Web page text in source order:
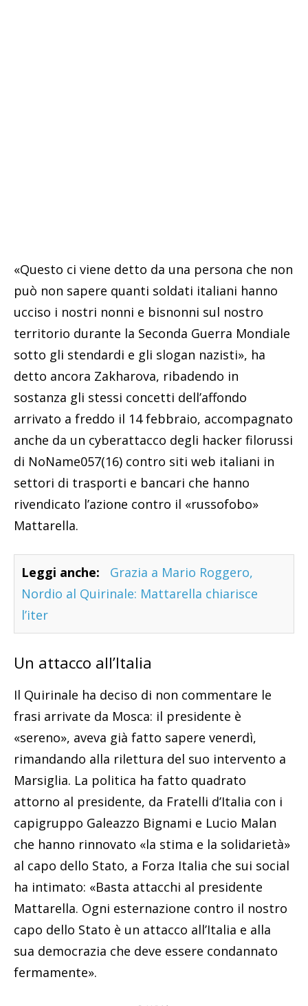
«Questo ci viene detto da una persona che non
può non sapere quanti soldati italiani hanno
ucciso i nostri nonni e bisnonni sul nostro
territorio durante la Seconda Guerra Mondiale
sotto gli stendardi e gli slogan nazisti», ha
detto ancora Zakharova, ribadendo in
sostanza gli stessi concetti dell’affondo
arrivato a freddo il 14 febbraio, accompagnato
anche da un cyberattacco degli hacker filorussi
di NoName057(16) contro siti web italiani in
settori di trasporti e bancari che hanno
rivendicato l’azione contro il «russofobo»
Mattarella.
Leggi anche:
Grazia a Mario Roggero,
Nordio al Quirinale: Mattarella chiarisce
l’iter
Un attacco all’Italia
Il Quirinale ha deciso di non commentare le
frasi arrivate da Mosca: il presidente è
«sereno», aveva già fatto sapere venerdì,
rimandando alla rilettura del suo intervento a
Marsiglia. La politica ha fatto quadrato
attorno al presidente, da Fratelli d’Italia con i
capigruppo Galeazzo Bignami e Lucio Malan
che hanno rinnovato «la stima e la solidarietà»
al capo dello Stato, a Forza Italia che sui social
ha intimato: «Basta attacchi al presidente
Mattarella. Ogni esternazione contro il nostro
capo dello Stato è un attacco all’Italia e alla
sua democrazia che deve essere condannato
fermamente».